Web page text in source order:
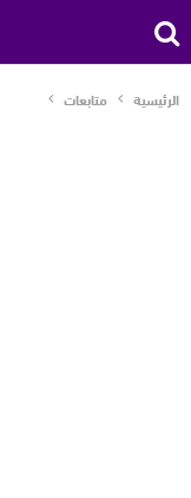
الرئيسية متابعات